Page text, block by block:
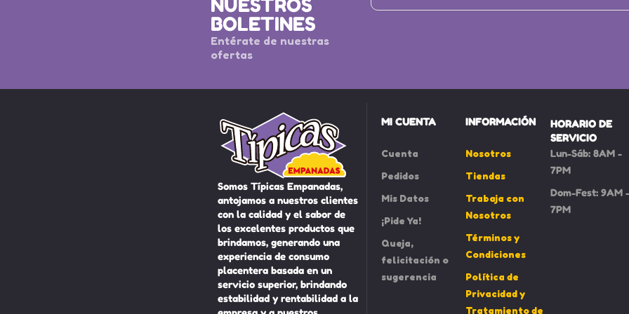
NUESTROS
BOLETINES
Entérate de nuestras
ofertas
Somos Típicas Empanadas,
antojamos a nuestros clientes
con la calidad y el sabor de
los excelentes productos que
brindamos, generando una
experiencia de consumo
placentera basada en un
servicio superior, brindando
estabilidad y rentabilidad a la
MI CUENTA INFORMACIÓN
HORARIO DE
SERVICIO
Cuenta
Pedidos
Mis Datos
¡Pide Ya!
Queja,
felicitación o
sugerencia
Nosotros
Tiendas
Trabaja con
Nosotros
Términos y
Condiciones
Política de
Privacidad y
Tratamiento de
Lun-Sáb: 8AM -
7PM
Dom-Fest: 9AM -
7PM